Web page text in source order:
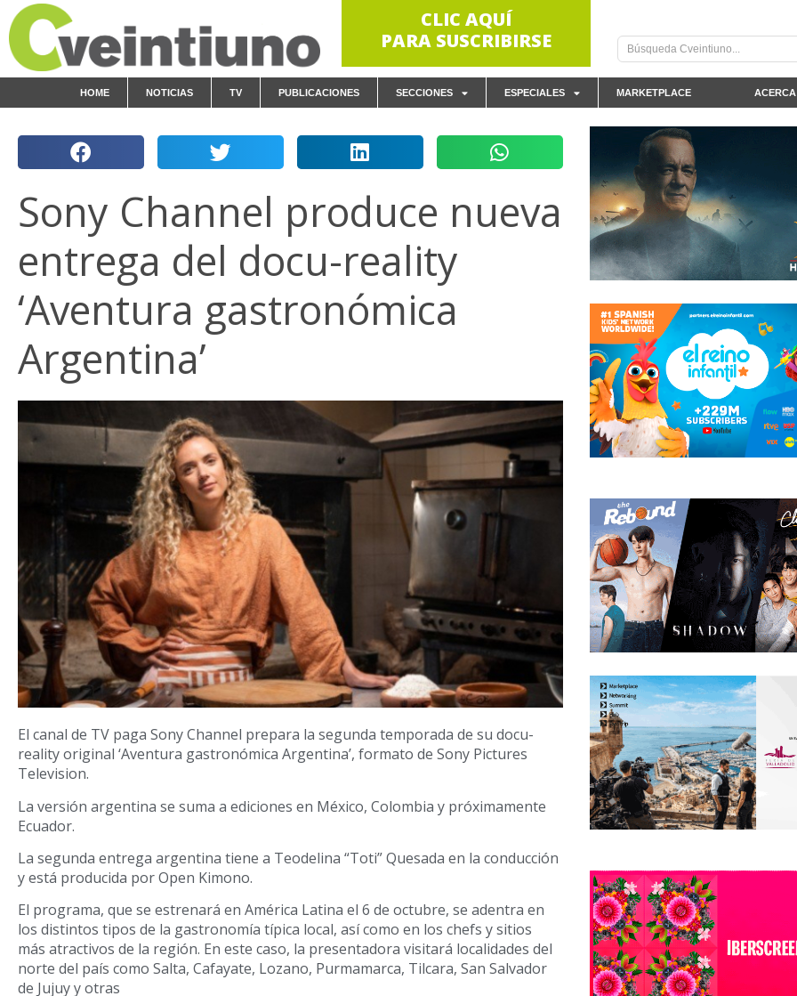
CLIC AQUÍ
PARA SUSCRIBIRSE
HOME NOTICIAS TV PUBLICACIONES SECCIONES ESPECIALES MARKETPLACE
Sony Channel produce nueva
entrega del docu-reality
‘Aventura gastronómica
Argentina’
El canal de TV paga Sony Channel prepara la segunda temporada de su docu-
reality original ‘Aventura gastronómica Argentina’, formato de Sony Pictures
Television.
La versión argentina se suma a ediciones en México, Colombia y próximamente
Ecuador.
La segunda entrega argentina tiene a Teodelina “Toti” Quesada en la conducción
y está producida por Open Kimono.
El programa, que se estrenará en América Latina el 6 de octubre, se adentra en
los distintos tipos de la gastronomía típica local, así como en los chefs y sitios
más atractivos de la región. En este caso, la presentadora visitará localidades del
norte del país como Salta, Cafayate, Lozano, Purmamarca, Tilcara, San Salvador
de Jujuy y otras